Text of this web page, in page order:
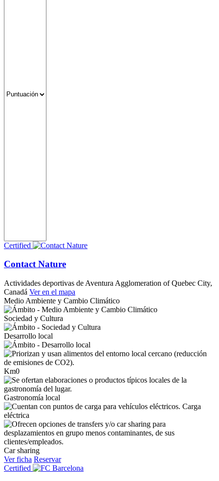
Certified
Contact Nature
Actividades deportivas de Aventura Agglomeration of Quebec City,
Canadá Ver en el mapa
Medio Ambiente y Cambio Climático
Sociedad y Cultura
Desarrollo local
Km0
Gastronomía local
Carga
eléctrica
Car sharing
Ver ficha Reservar
Certified